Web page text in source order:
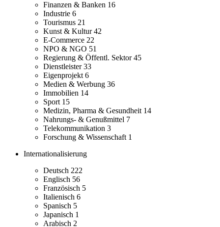
Finanzen & Banken 16
Industrie 6
Tourismus 21
Kunst & Kultur42
E-Commerce 22
NPO & NGO 51
Regierung & Öffentl. Sektor45
Dienstleister33
Eigenprojekt 6
Medien & Werbung 36
Immobilien 14
Sport 15
Medizin, Pharma & Gesundheit 14
Nahrungs- & Genußmittel 7
Telekommunikation 3
Forschung & Wissenschaft 1
Internationalisierung
Deutsch 222
Englisch 56
Französisch 5
Italienisch 6
Spanisch 5
Japanisch 1
Arabisch 2